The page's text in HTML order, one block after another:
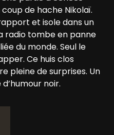
de hache Nikolaï.
et isole dans un
radio tombe en panne
du monde. Seul le
Ce huis clos
pleine de surprises. Un
noir.